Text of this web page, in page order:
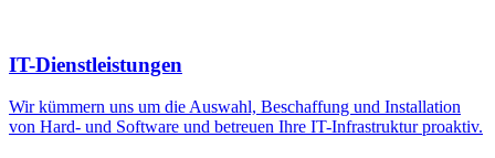
IT-Dienstleistungen
Wir kümmern uns um die Auswahl, Beschaffung und Installation
von Hard- und Software und betreuen Ihre IT-Infrastruktur proaktiv.